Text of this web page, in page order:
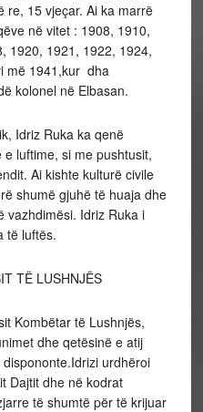
re, 15 vjeçar. Ai ka marrë
në vitet : 1908, 1910,
1920, 1921, 1922, 1924,
më 1941,kur dha
kolonel në Elbasan.
Idriz Ruka ka qenë
luftime, si me pushtusit,
Ai kishte kulturë civile
shumë gjuhë të huaja dhe
Idriz Ruka i
të luftës.
TË LUSHNJËS
Kombëtar të Lushnjës,
dhe qetësinë e atij
urdhëroi
Dajtit dhe në kodrat
të shumtë për të krijuar